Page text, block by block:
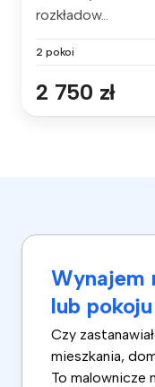
rozkładow...
2 pokoi
2 750 zł
Wynajem
lub
Czy
mieszkania,
To malownicze